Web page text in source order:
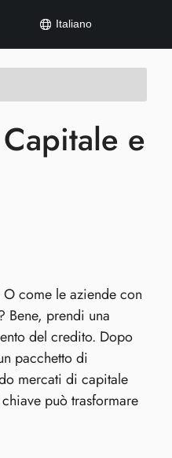
Italiano
e
come le aziende con
Bene, prendi una
del credito. Dopo
pacchetto di
mercati di capitale
può trasformare